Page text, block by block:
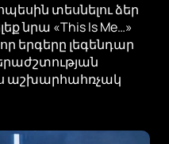
տեսնելու ձեր
նրա «This Is Me…»
երգերը լեգենդար
աշխարհահռչակ